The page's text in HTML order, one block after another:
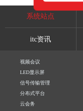
系统站点
itc资讯
视频会议
LED显示屏
信号传输管理
分布式平台
云会务